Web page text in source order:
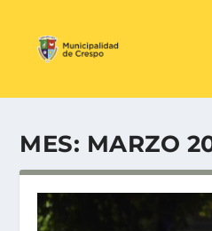
MES: MARZO